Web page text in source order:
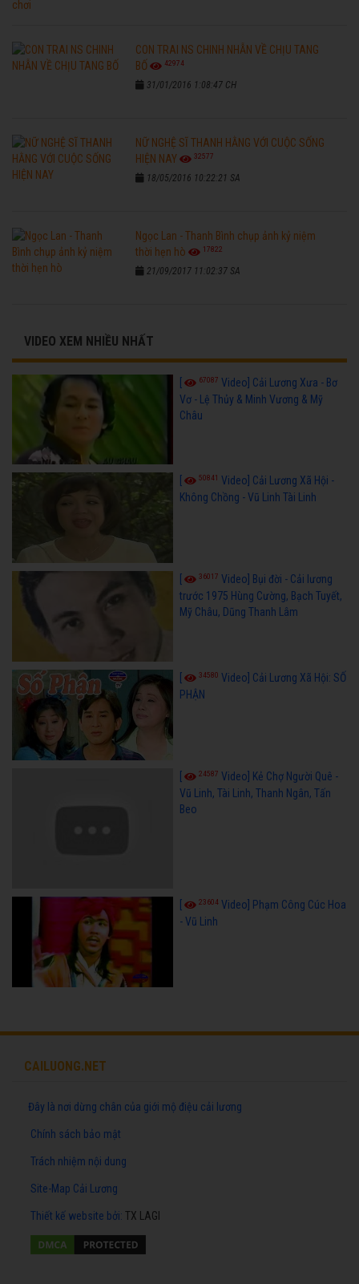
CON TRAI NS CHINH NHẪN VỀ CHỊU TANG
BỐ
42974
31/01/2016 1:08:47 CH
NỮ NGHỆ SĨ THANH HẰNG VỚI CUỘC SỐNG
HIỆN NAY
32577
18/05/2016 10:22:21 SA
Ngọc Lan - Thanh Bình chụp ảnh kỷ niệm
thời hẹn hò
17822
21/09/2017 11:02:37 SA
VIDEO XEM NHIỀU NHẤT
[ 67087 Video] Cải Lương Xưa - Bơ
Vơ - Lệ Thủy & Minh Vương & Mỹ
Châu
50841
Video] Cải Lương Xã Hội -
Không Chồng - Vũ Linh Tài Linh
36017 Video] Bụi đời - Cải lương
trước 1975 Hùng Cường, Bạch Tuyết,
Mỹ Châu, Dũng Thanh Lâm
34580 Video] Cải Lương Xã Hội: SỐ
PHẬN
24587 Video] Kẻ Chợ Người Quê -
Vũ Linh, Tài Linh, Thanh Ngân, Tấn
Beo
23604 Video] Phạm Công Cúc Hoa
- Vũ Linh
CAILUONG.NET
Đây là nơi dừng chân của giới mộ điệu cải lương
Chính sách bảo mật
Trách nhiệm nội dung
Site-Map Cải Lương
Thiết kế website bởi: TX LAGI